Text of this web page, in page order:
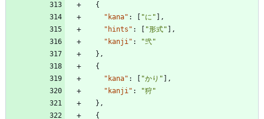
{
"kana" : "に"
,
"hints" : "形式"
,
"kanji" :
"弐"
} ,
{
"kana" : "かり"
,
"kanji" :
"狩"
} ,
{